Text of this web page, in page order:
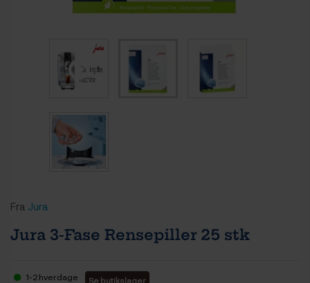
Fra Jura
Jura 3-Fase Rensepiller 25 stk
1-2 hverdage Se butikslager